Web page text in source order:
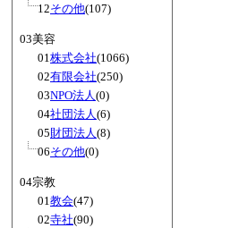
12その他(107)
03美容
01 株式会社(1066)
02有限会社(250)
03NPO法人 (0)
04社団法人 (6)
05財団法人 (8)
06その他(0)
04宗教
01 教会(47)
02寺社(90)